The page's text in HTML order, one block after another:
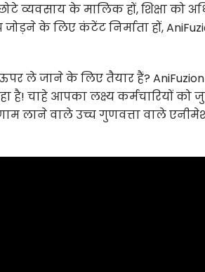
व्यवसाय के मालिक हों, शिक्षा को
जोड़ने के लिए कंटेंट निर्माता हों,
ले जाने के लिए तैयार हैं?
चाहे आपका लक्ष्य कर्मचारियों को
लाने वाले उच्च गुणवत्ता वाले